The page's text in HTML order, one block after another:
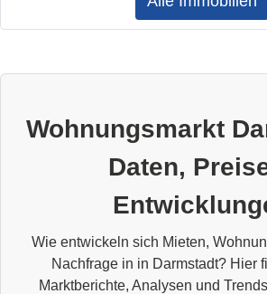
Wohnungsmarkt
Daten,
Wie entwickeln sich Mieten,
Nachfrage in in Darmstadt? Hier
Marktberichte, Analysen und